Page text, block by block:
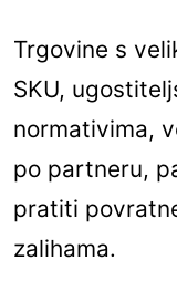
Trgovine s
SKU,
normativima,
po partneru,
pratiti
zalihama.